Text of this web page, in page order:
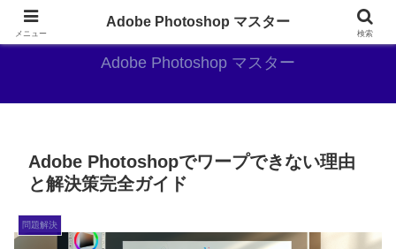
AdobePhotoshopがやっぱり最強
Adobe Photoshop マスター
Adobe Photoshopでワープできない理由
と解決策完全ガイド
問題解決
メニュー
Adobe Photoshop マスター
検索